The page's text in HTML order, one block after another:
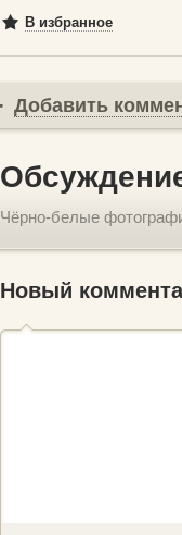
В избранное
Добавить
Чёрно-белые
Новый